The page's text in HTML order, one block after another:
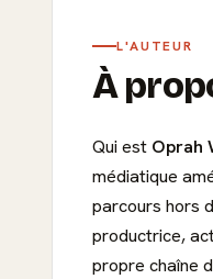
L'AUTEUR
À
Qui est Oprah
médiatique
parcours hors
productrice,
propre chaîne